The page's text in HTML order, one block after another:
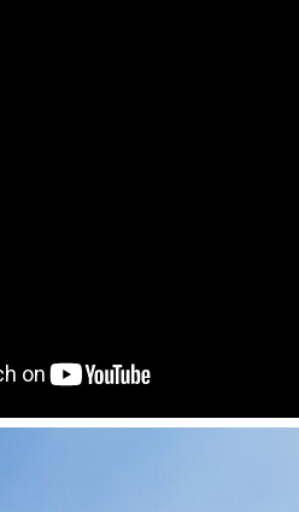
atskirą užklausimą (užstatas)
yra
kasdien
(yra rusiški kanalai)